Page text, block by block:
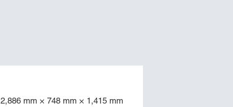
2,886 mm × 748 mm × 1,415 mm